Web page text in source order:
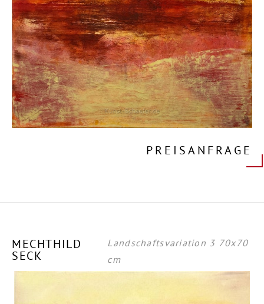
PREISANFRAGE
MECHTHILD
SECK
Landschaftsvariation 3 70x70
cm